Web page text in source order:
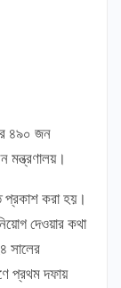
৪৯০ জন
মন্ত্রণালয়।
প্রকাশ করা হয়।
দেওয়ার কথা
সালের
প্রথম দফায়